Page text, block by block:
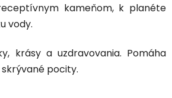
kameňom, k planéte
vody.
krásy a uzdravovania. Pomáha
pocity.